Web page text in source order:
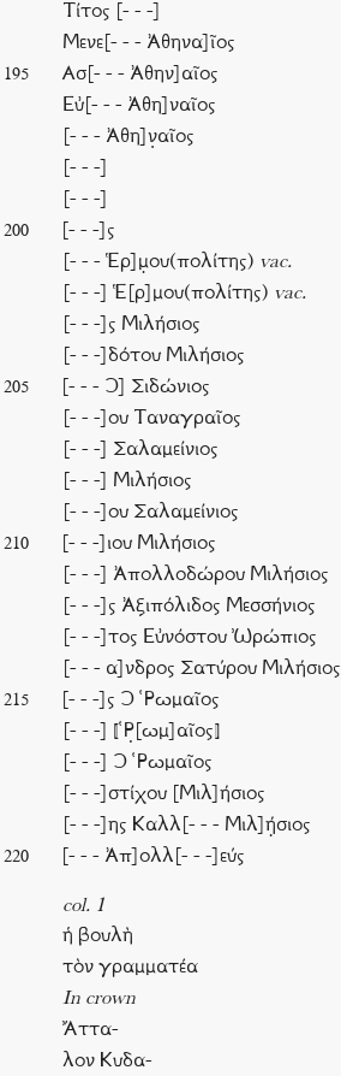
Τίτος [- - -]
Μενε[- - - Ἀθηνα]ῖος
195
Ασ[- - - Ἀθην]αῖος
Εὐ[- - - Ἀθη]ναῖος
[- - - Ἀθη]ν̣αῖος
[- - -]
[- - -]
200
[- - -]ς
[- - - Ἑρ]μ̣ου(πολίτης) vac.
[- - -] Ἑ[ρ]μου(πολίτης) vac.
[- - -]ς Μιλήσιος
[- - -]δότου Μιλήσιος
205
[- - - Ͻ] Σιδώνιος
[- - -]ου Ταναγραῖος
[- - -] Σαλαμείνιος
[- - -] Μιλήσιος
[- - -]ου Σαλαμείνιος
210
[- - -]ιου Μιλήσιος
[- - -] Ἀπολλοδώρου Μιλήσιος
[- - -]ς Ἀξιπόλιδος Μεσσήνιος
[- - -]τος Εὐνόστου Ὠρώπιος
[- - - α]νδρος Σατύρου Μιλήσιος
215
[- - -]ς Ͻ ῾Ρωμαῖος
[- - -] ⟦῾Ρ̣[ωμ]αῖος⟧
[- - -] Ͻ ῾Ρωμαῖος
[- - -]στίχου [Μιλ]ήσιος
[- - -]ης Καλλ[- - - Μιλ]ή̣σιος
220 [- - - Ἀπ]ολλ[- - -]εύς
col. 1
ἡ βουλὴ
τὸν γραμματέα
In crown
Ἄττα-
λον Κυδα-